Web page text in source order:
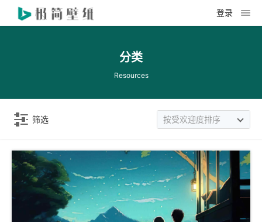
登录
分类
Resources
筛选 按受欢迎度排序